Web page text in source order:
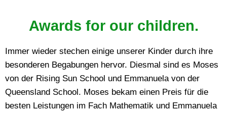
Awards for our children.
Immer wieder stechen einige unserer Kinder durch ihre
besonderen Begabungen hervor. Diesmal sind es Moses
von der Rising Sun School und Emmanuela von der
Queensland School. Moses bekam einen Preis für die
besten Leistungen im Fach Mathematik und Emmanuela